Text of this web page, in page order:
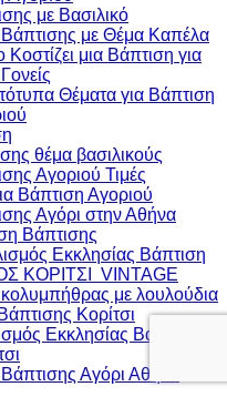
με Βασιλικό
Βάπτισης με Θέμα Καπέλα
μια Βάπτιση για
Θέματα για Βάπτιση
θέμα βασιλικούς
Αγοριού Τιμές
Βάπτιση Αγοριού
Αγόρι στην Αθήνα
Βάπτισης
Εκκλησίας Βάπτιση
ΚΟΡΙΤΣΙ VINTAGE
κολυμπήθρας με λουλούδια
Κορίτσι
Εκκλησίας Βάπτιση
Αγόρι Αθήνα